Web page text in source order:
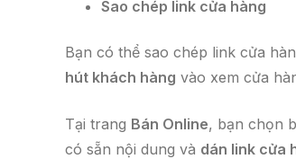
Sao chép link cửa hàng
Bạn có thể sao chép link cửa
hút khách hàng vào xem cửa
Tại trang Bán Online, bạn chọn
có sẵn nội dung và dán link cửa